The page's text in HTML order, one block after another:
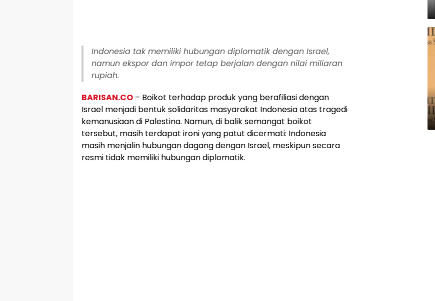
Indonesia tak memiliki hubungan diplomatik dengan Israel,
namun ekspor dan impor tetap berjalan dengan nilai miliaran
rupiah.
BARISAN.CO – Boikot terhadap produk yang berafiliasi dengan
Israel menjadi bentuk solidaritas masyarakat Indonesia atas tragedi
kemanusiaan di Palestina. Namun, di balik semangat boikot
tersebut, masih terdapat ironi yang patut dicermati: Indonesia
masih menjalin hubungan dagang dengan Israel, meskipun secara
resmi tidak memiliki hubungan diplomatik.